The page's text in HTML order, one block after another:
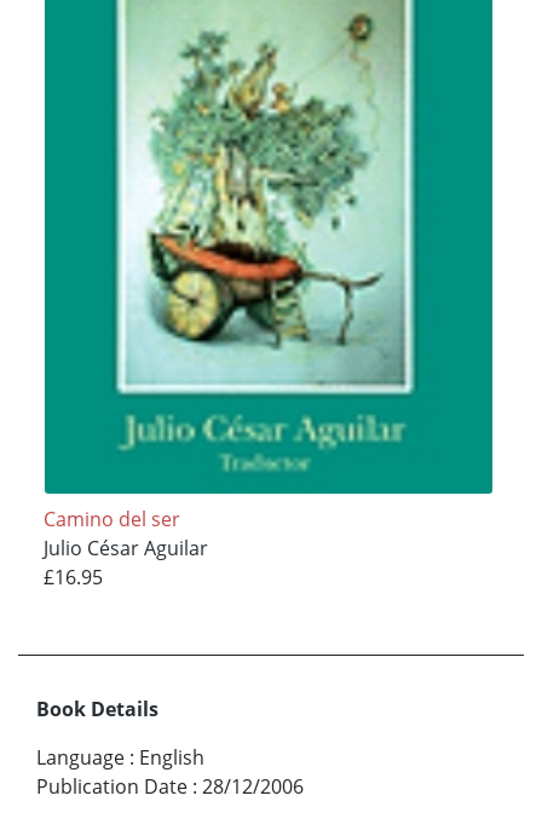
Camino del ser
Julio César Aguilar
£16.95
Book Details
Language : English
Publication Date : 28/12/2006